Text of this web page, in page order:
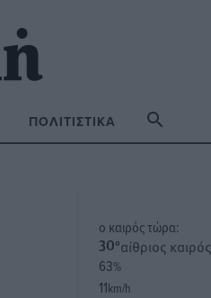
ΠΟΛΙΤΙΣΤΙΚΆ
o καιρός τώρα:
30°αίθριος καιρός
63%
11km/h